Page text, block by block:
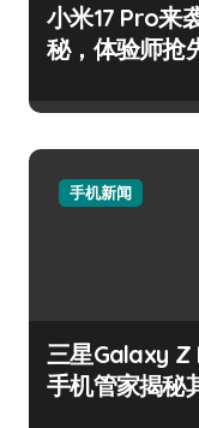
小米17 Pro来
秘，体验师抢
手机新闻
三星Galaxy Z
手机管家揭秘